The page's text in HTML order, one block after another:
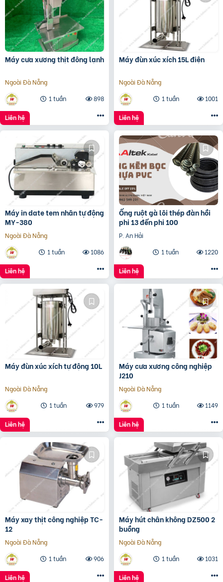
Máy cưa xương thịt đông lạnh
Ngoài Đà Nẵng
1 tuần
898
Liên hệ
Máy đùn xúc xích 15L điện
Ngoài Đà Nẵng
1 tuần
1001
Liên hệ
Máy in date tem nhãn tự động
MY-380
Ngoài Đà Nẵng
1 tuần
1086
Liên hệ
Ống ruột gà lõi thép đàn hồi
phi 13 đến phi 100
P. An Hải
1 tuần
1220
Liên hệ
Máy đùn xúc xích tự động 10L
Ngoài Đà Nẵng
1 tuần
979
Liên hệ
Máy cưa xương công nghiệp
J210
Ngoài Đà Nẵng
1 tuần
1149
Liên hệ
Máy xay thịt công nghiệp TC-
12
Ngoài Đà Nẵng
1 tuần
906
Liên hệ
Máy hút chân không DZ500 2
buồng
Ngoài Đà Nẵng
1 tuần
1031
Liên hệ